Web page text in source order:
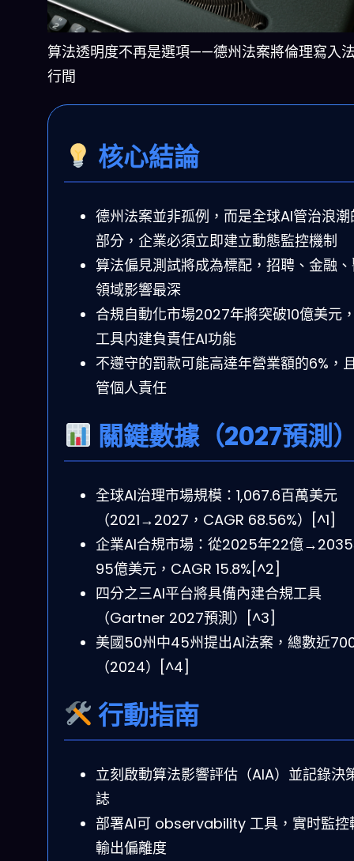
算法透明度不再是選項——德州法案將倫理寫入
行間
核心結論
德州法案並非孤例，而是全球AI管治浪潮
部分，企業必須立即建立動態監控機制
算法偏見測試將成為標配，招聘、金融
領域影響最深
合規自動化市場2027年將突破10億美元
工具内建負責任AI功能
不遵守的罰款可能高達年營業額的6%，
管個人責任
關鍵數據（2027預測
全球AI治理市場規模：1,067.6百萬美元
（2021→2027，CAGR 68.56%）[^1]
企業AI合規市場：從2025年22億
95億美元，CAGR 15.8%[^2]
四分之三AI平台將具備內建合規工具
（Gartner 2027預測）[^3]
美國50州中45州提出AI法案，總數近
（2024）[^4]
行動指南
立刻啟動算法影響評估（AIA）並記錄決
誌
部署AI可 observability 工具，實时監控
輸出偏離度